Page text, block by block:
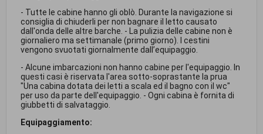
- Tutte le cabine hanno gli oblò. Durante la navigazione si
consiglia di chiuderli per non bagnare il letto causato
dall'onda delle altre barche. - La pulizia delle cabine non è
giornaliero ma settimanale (primo giorno). I cestini
vengono svuotati giornalmente dall’equipaggio.
- Alcune imbarcazioni non hanno cabine per l'equipaggio. In
questi casi è riservata l'area sotto-soprastante la prua
"Una cabina dotata dei letti a scala ed il bagno con il wc"
per uso da parte dell'equipaggio. - Ogni cabina è fornita di
giubbetti di salvataggio.
Equipaggiamento: